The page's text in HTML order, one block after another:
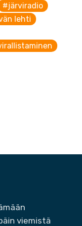
#järviradio
lehti
viemistä